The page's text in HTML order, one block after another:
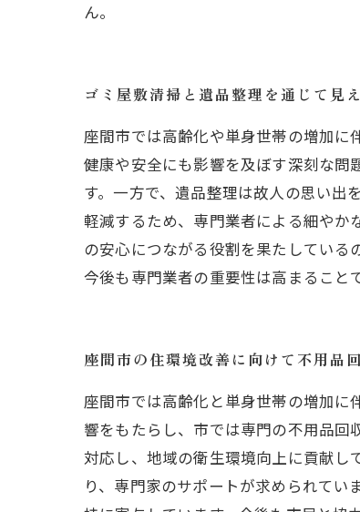
ん。
ゴミ屋敷清掃と遺品整理を通じて見
座間市では高齢化や単身世帯の増加に
健康や安全にも影響を及ぼす深刻な問
す。一方で、遺品整理は故人の思い出
軽減するため、専門業者による細やか
の安心につながる役割を果たしている
今後も専門業者の重要性は高まること
座間市の住環境改善に向けて不用品
座間市では高齢化と単身世帯の増加に
響をもたらし、市では専門の不用品
対応し、地域の衛生環境向上に貢献し
り、専門家のサポートが求められて